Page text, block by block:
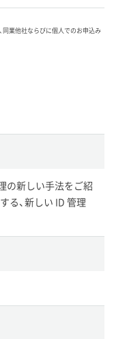
同業他社ならびに個人でのお申込み
の新しい手法をご紹
、新しい ID 管理